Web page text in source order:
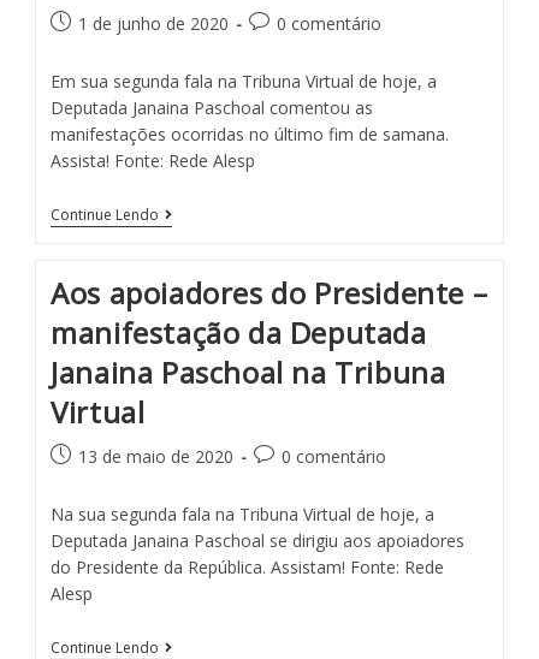
1 de junho de 2020 0 comentário
Em sua segunda fala na Tribuna Virtual de hoje, a
Deputada Janaina Paschoal comentou as
manifestações ocorridas no último fim de samana.
Assista! Fonte: Rede Alesp
Continue Lendo
Aos apoiadores do Presidente –
manifestação da Deputada
Janaina Paschoal na Tribuna
Virtual
13 de maio de 2020 0 comentário
Na sua segunda fala na Tribuna Virtual de hoje, a
Deputada Janaina Paschoal se dirigiu aos apoiadores
do Presidente da República. Assistam! Fonte: Rede
Alesp
Continue Lendo